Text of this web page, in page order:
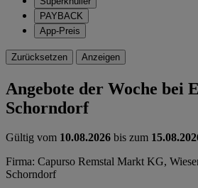
PAYBACK
App-Preis
Zurücksetzen Anzeigen
Angebote der Woche bei
Schorndorf
Gültig vom 10.08.2026 bis zum
Firma: Capurso Remstal Markt KG,
Schorndorf